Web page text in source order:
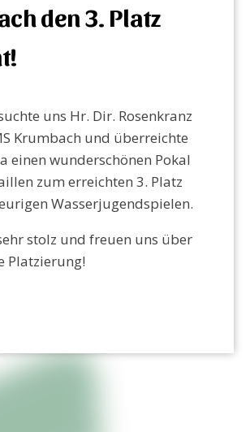
den 3. Platz
uns Hr. Dir. Rosenkranz
Krumbach und überreichte
einen wunderschönen Pokal
zum erreichten 3. Platz
Wasserjugendspielen.
stolz und freuen uns über
Platzierung!